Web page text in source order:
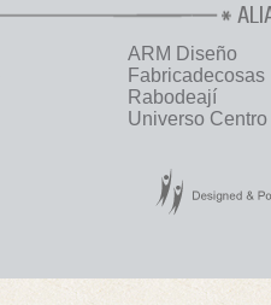
ARM Diseño
Fabricadecosas
Rabodeají
Universo Centro